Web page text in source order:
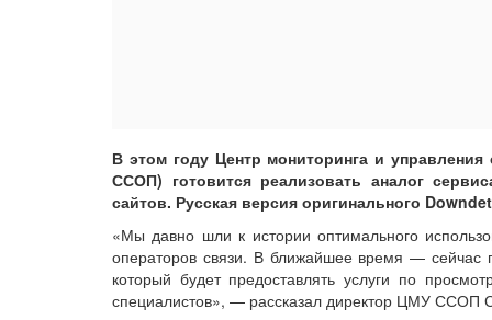
В этом году Центр мониторинга и
ССОП) готовится реализовать аналог
сайтов. Русская версия оригинального
«Мы давно шли к истории оптимального
операторов связи. В ближайшее время — сейчас
который будет предоставлять услуги по
специалистов», — рассказал директор ЦМУ ССОП